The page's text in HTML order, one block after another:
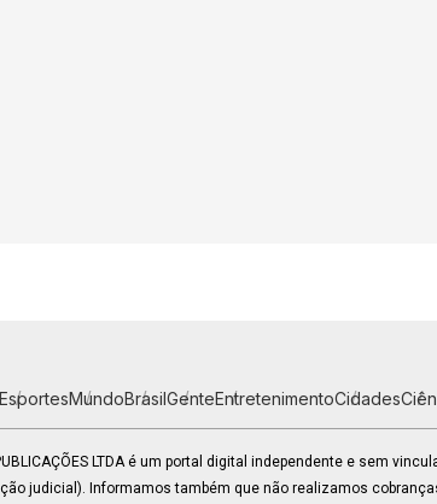
EsportesMundoBrasilGenteEntretenimentoCidades
LTDA é um portal digital independente e sem
judicial). Informamos também que não realizamos